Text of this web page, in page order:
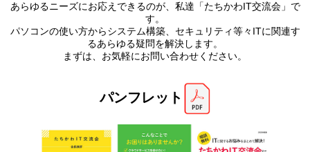
あらゆるニーズにお応えできるのが、私達「たちかわIT交流会」で
す。
パソコンの使い方からシステム構築、セキュリティ等々ITに関連す
るあらゆる疑問を解決します。
まずは、お気軽にお問い合わせください。
パンフレット